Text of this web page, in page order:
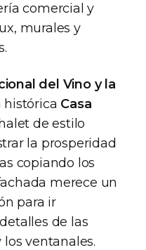
comercial y
murales y
del Vino y la
histórica Casa
de estilo
la prosperidad
copiando los
merece un
para ir
de las
los ventanales.